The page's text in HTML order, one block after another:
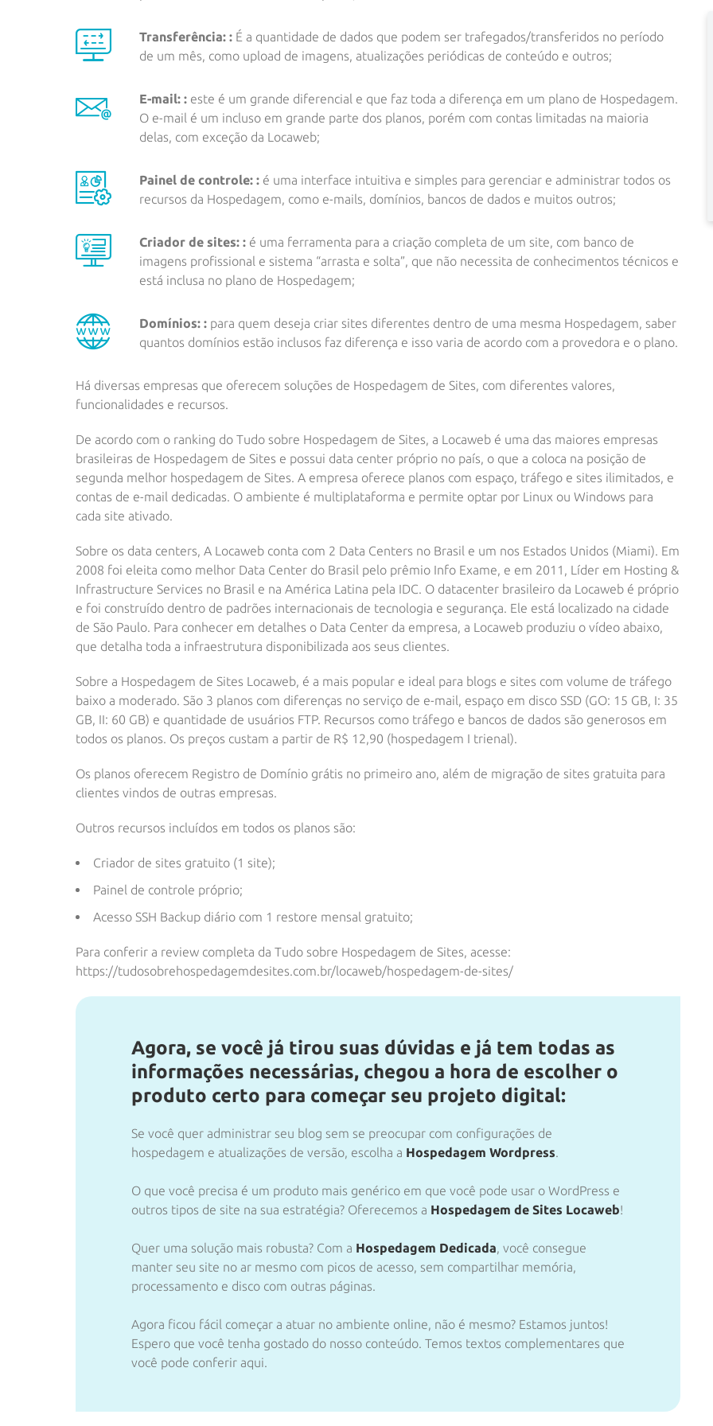
Transferência: : É a quantidade de dados que podem ser trafegados/transferidos no período
de um mês, como upload de imagens, atualizações periódicas de conteúdo e outros;
E-mail: : este é um grande diferencial e que faz toda a diferença em um plano de Hospedagem.
O e-mail é um incluso em grande parte dos planos, porém com contas limitadas na maioria
delas, com exceção da Locaweb;
Painel de controle: : é uma interface intuitiva e simples para gerenciar e administrar todos os
recursos da Hospedagem, como e-mails, domínios, bancos de dados e muitos outros;
Criador de sites: : é uma ferramenta para a criação completa de um site, com banco de
imagens profissional e sistema “arrasta e solta”, que não necessita de conhecimentos técnicos e
está inclusa no plano de Hospedagem;
Domínios: : para quem deseja criar sites diferentes dentro de uma mesma Hospedagem, saber
quantos domínios estão inclusos faz diferença e isso varia de acordo com a provedora e o plano.
Há diversas empresas que oferecem soluções de Hospedagem de Sites, com diferentes valores,
funcionalidades e recursos.
De acordo com o ranking do Tudo sobre Hospedagem de Sites, a Locaweb é uma das maiores empresas
brasileiras de Hospedagem de Sites e possui data center próprio no país, o que a coloca na posição de
segunda melhor hospedagem de Sites. A empresa oferece planos com espaço, tráfego e sites ilimitados, e
contas de e-mail dedicadas. O ambiente é multiplataforma e permite optar por Linux ou Windows para
cada site ativado.
Sobre os data centers, A Locaweb conta com 2 Data Centers no Brasil e um nos Estados Unidos (Miami). Em
2008 foi eleita como melhor Data Center do Brasil pelo prêmio Info Exame, e em 2011, Líder em Hosting &
Infrastructure Services no Brasil e na América Latina pela IDC. O datacenter brasileiro da Locaweb é próprio
e foi construído dentro de padrões internacionais de tecnologia e segurança. Ele está localizado na cidade
de São Paulo. Para conhecer em detalhes o Data Center da empresa, a Locaweb produziu o vídeo abaixo,
que detalha toda a infraestrutura disponibilizada aos seus clientes.
Sobre a Hospedagem de Sites Locaweb, é a mais popular e ideal para blogs e sites com volume de tráfego
baixo a moderado. São 3 planos com diferenças no serviço de e-mail, espaço em disco SSD (GO: 15 GB, I: 35
GB, II: 60 GB) e quantidade de usuários FTP. Recursos como tráfego e bancos de dados são generosos em
todos os planos. Os preços custam a partir de R$ 12,90 (hospedagem I trienal).
Os planos oferecem Registro de Domínio grátis no primeiro ano, além de migração de sites gratuita para
clientes vindos de outras empresas.
Outros recursos incluídos em todos os planos são:
Criador de sites gratuito (1 site);
Painel de controle próprio;
Acesso SSH Backup diário com 1 restore mensal gratuito;
Para conferir a review completa da Tudo sobre Hospedagem de Sites, acesse:
https://tudosobrehospedagemdesites.com.br/locaweb/hospedagem-de-sites/
Agora, se você já tirou suas dúvidas e já tem todas as
informações necessárias, chegou a hora de escolher o
produto certo para começar seu projeto digital:
Se você quer administrar seu blog sem se preocupar com configurações de
hospedagem e atualizações de versão, escolha a Hospedagem Wordpress.
O que você precisa é um produto mais genérico em que você pode usar o WordPress e
outros tipos de site na sua estratégia? Oferecemos a Hospedagem de Sites Locaweb!
Quer uma solução mais robusta? Com a Hospedagem Dedicada, você consegue
manter seu site no ar mesmo com picos de acesso, sem compartilhar memória,
processamento e disco com outras páginas.
Agora ficou fácil começar a atuar no ambiente online, não é mesmo? Estamos juntos!
Espero que você tenha gostado do nosso conteúdo. Temos textos complementares que
você pode conferir aqui.